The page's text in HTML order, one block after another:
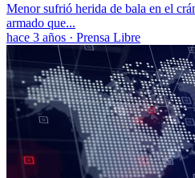
Menor sufrió herida de bala en el
armado que...
hace 3 años · Prensa Libre